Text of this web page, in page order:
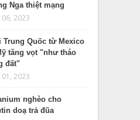
Nga thiệt mạng
2023
Trung Quốc từ Mexico
tăng vọt "như tháo
đất"
2023
nghèo cho
doạ trả đũa